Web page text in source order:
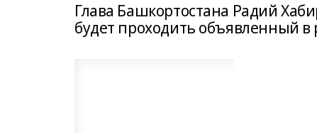
Глава Башкортостана Радий
будет проходить объявленный